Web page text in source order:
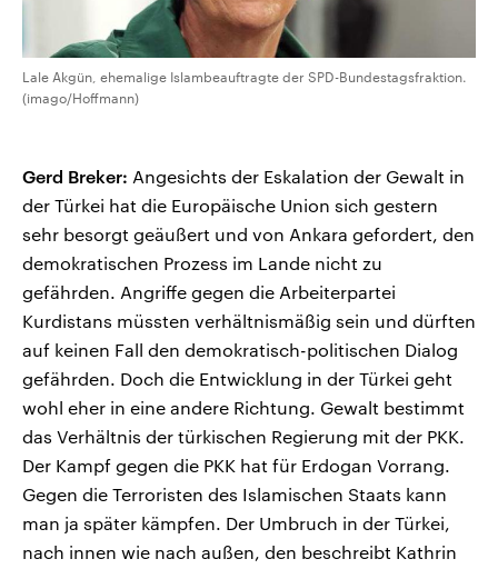
Lale Akgün, ehemalige Islambeauftragte der SPD-Bundestagsfraktion.
(imago/Hoffmann)
Gerd Breker: Angesichts der Eskalation der Gewalt in
der Türkei hat die Europäische Union sich gestern
sehr besorgt geäußert und von Ankara gefordert, den
demokratischen Prozess im Lande nicht zu
gefährden. Angriffe gegen die Arbeiterpartei
Kurdistans müssten verhältnismäßig sein und dürften
auf keinen Fall den demokratisch-politischen Dialog
gefährden. Doch die Entwicklung in der Türkei geht
wohl eher in eine andere Richtung. Gewalt bestimmt
das Verhältnis der türkischen Regierung mit der PKK.
Der Kampf gegen die PKK hat für Erdogan Vorrang.
Gegen die Terroristen des Islamischen Staats kann
man ja später kämpfen. Der Umbruch in der Türkei,
nach innen wie nach außen, den beschreibt Kathrin